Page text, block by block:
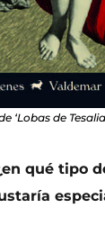
‘Lobas de
qué tipo